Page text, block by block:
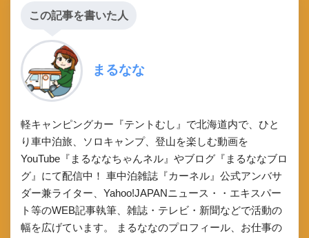
この記事を書いた人
まるなな
軽キャンピングカー『テントむし』で北海道内で、ひと
り車中泊旅、ソロキャンプ、登山を楽しむ動画を
YouTube『まるななちゃんネル』やブログ『まるななブロ
グ』にて配信中！ 車中泊雑誌『カーネル』公式アンバサ
ダー兼ライター、Yahoo!JAPANニュース・・エキスパー
ト等のWEB記事執筆、雑誌・テレビ・新聞などで活動の
幅を広げています。 まるななのプロフィール、お仕事の